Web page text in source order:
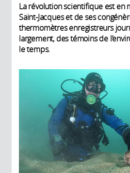
La révolution scientifique est en
Saint-Jacques et de ses
thermomètres enregistreurs
largement, des témoins de
le temps.